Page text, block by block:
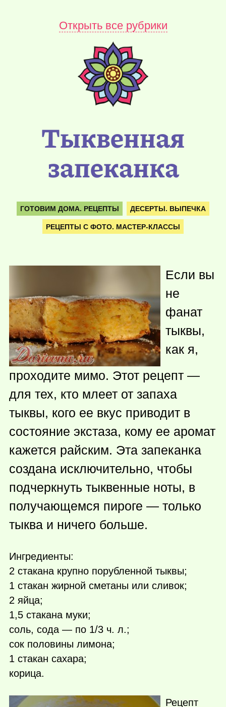
Открыть все рубрики
Тыквенная
запеканка
ГОТОВИМ ДОМА. РЕЦЕПТЫ ДЕСЕРТЫ. ВЫПЕЧКА
РЕЦЕПТЫ С ФОТО. МАСТЕР-КЛАССЫ
Если вы
не
фанат
тыквы,
как я,
проходите мимо. Этот рецепт —
для тех, кто млеет от запаха
тыквы, кого ее вкус приводит в
состояние экстаза, кому ее аромат
кажется райским. Эта запеканка
создана исключительно, чтобы
подчеркнуть тыквенные ноты, в
получающемся пироге — только
тыква и ничего больше.
Ингредиенты:
2 стакана крупно порубленной тыквы;
1 стакан жирной сметаны или сливок;
2 яйца;
1,5 стакана муки;
соль, сода — по 1/3 ч. л.;
сок половины лимона;
1 стакан сахара;
корица.
Рецепт